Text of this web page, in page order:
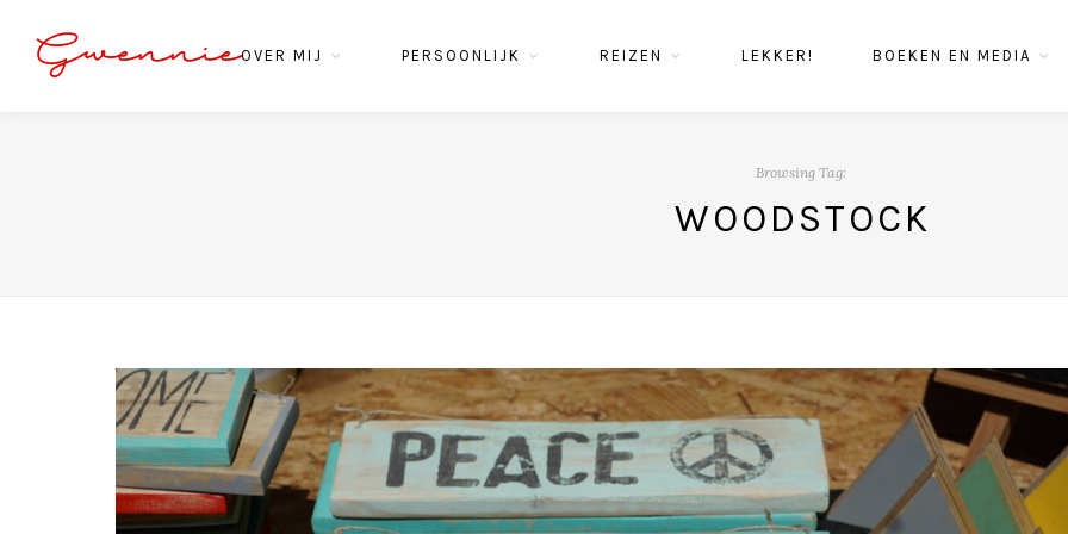
GwennieOVER MIJ PERSOONLIJK REIZEN LEKKER! BOEKEN EN MEDIA
Browsing Tag:
WOODSTOCK